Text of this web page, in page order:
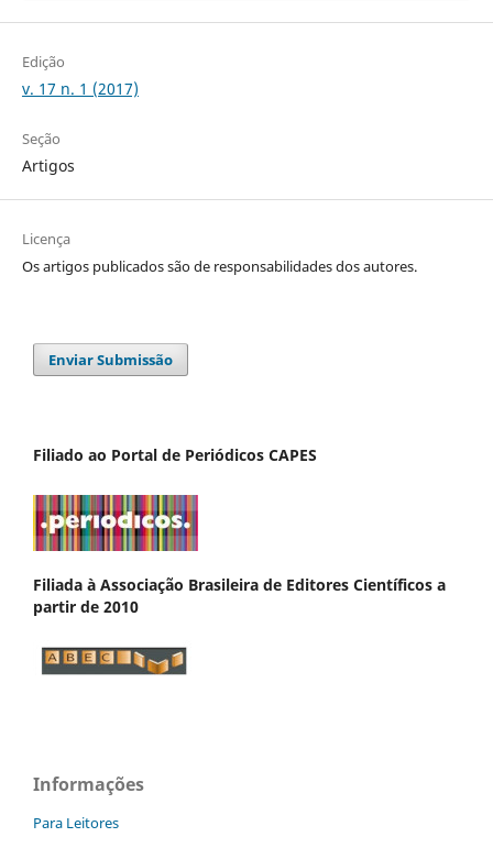
Edição
v. 17 n. 1 (2017)
Seção
Artigos
Licença
Os artigos publicados são de responsabilidades dos autores.
Enviar Submissão
Filiado ao Portal de Periódicos CAPES
Filiada à Associação Brasileira de Editores Científicos a
partir de 2010
Informações
Para Leitores